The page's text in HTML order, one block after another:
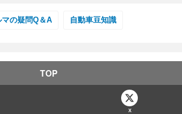
マの疑問Q＆A 自動車豆知識
TOP
X